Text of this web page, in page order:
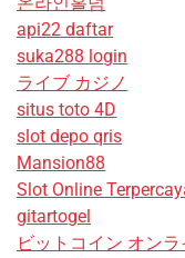
api22 daftar
suka288 login
ライブ カジノ
situs toto 4D
slot depo qris
Mansion88
Slot Online
gitartogel
ビットコイン オン